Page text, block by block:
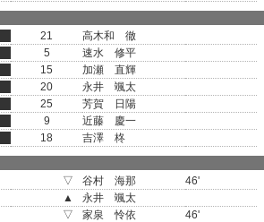
21
高木和 徹
5
速水 修平
15
加瀬 直輝
20
永井 颯太
25
芳賀 日陽
9
近藤 慶一
18
吉澤 柊
▽
谷村 海那
46'
▲
永井 颯太
▽
家泉 怜依
46'